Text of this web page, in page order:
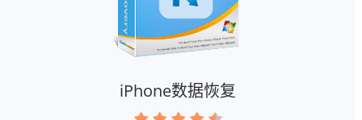
iPhone数据恢复